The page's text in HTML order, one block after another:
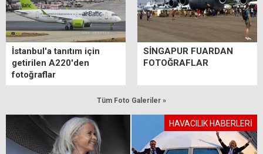
İstanbul'a tanıtım için
getirilen A220'den
fotoğraflar
SİNGAPUR FUARDAN
FOTOĞRAFLAR
Tüm Foto Galeriler »
HAVACILIK HABERLERİ